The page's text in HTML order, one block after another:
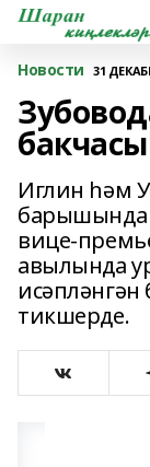
Новости 31
Иглин һәм
барышында
вице-
авылында
исәпләнгән
тикшерде.